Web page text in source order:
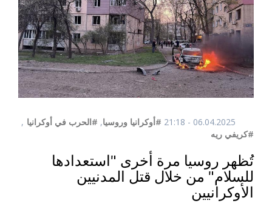
06.04.2025 - 21:18 #أوكرانيا وروسيا, #الحرب في أوكرانيا ,
#كريفي ريه
تُظهر روسيا مرة أخرى "استعدادها
للسلام" من خلال قتل المدنيين
الأوكرانيين